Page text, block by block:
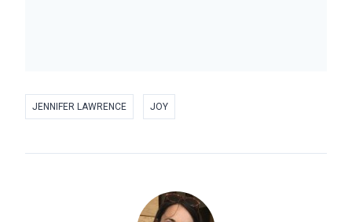
JENNIFER LAWRENCE JOY